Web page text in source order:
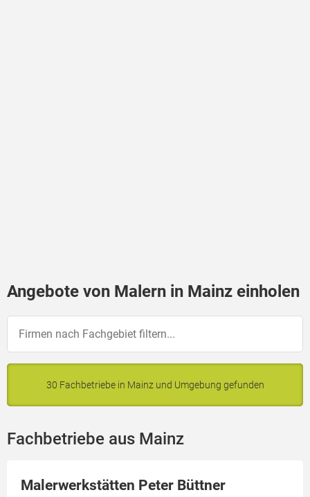
Angebote von Malern in Mainz einholen
30 Fachbetriebe in Mainz und Umgebung gefunden
Fachbetriebe aus Mainz
Malerwerkstätten Peter Büttner